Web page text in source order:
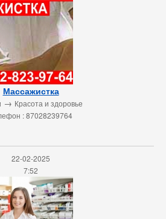
Массажистка
→ Красота и здоровье
: 87028239764
22-02-2025
7:52